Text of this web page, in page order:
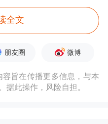
及到财务造假、
规问题，所以，
资者甚至无法索
全文
朋友圈 微博
旨在传播更多信息，与本
据此操作，风险自担。